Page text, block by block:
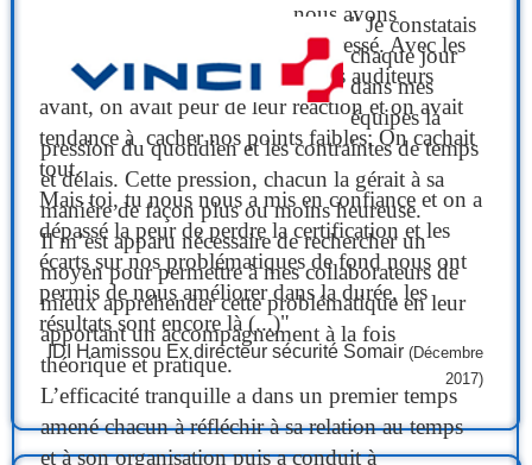
nous avons
progressé. Avec les
autres auditeurs
avant, on avait peur de leur réaction et on avait
tendance à cacher nos points faibles; On cachait
tout.
Mais toi, tu nous nous a mis en confiance et on a
dépassé la peur de perdre la certification et les
écarts sur nos problématiques de fond nous ont
permis de nous améliorer dans la durée, les
résultats sont encore là (...)"
IDI Hamissou Ex directeur sécurité Somair (Décembre
2017)
" Je constatais
chaque jour
dans mes
équipes la
pression du quotidien et les contraintes de temps
et délais. Cette pression, chacun la gérait à sa
manière de façon plus ou moins heureuse.
Il m’est apparu nécessaire de rechercher un
moyen pour permettre à mes collaborateurs de
mieux appréhender cette problématique en leur
apportant un accompagnement à la fois
théorique et pratique.
L’efficacité tranquille a dans un premier temps
amené chacun à réfléchir à sa relation au temps
et à son organisation puis a conduit à